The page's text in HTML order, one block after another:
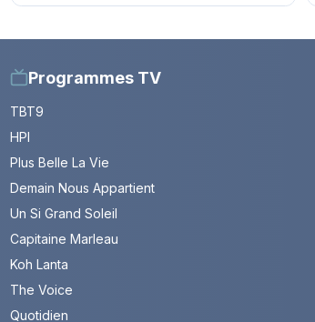
propos de Delphine Wespiser sur le
Programmes TV
TBT9
HPI
Plus Belle La Vie
Demain Nous Appartient
Un Si Grand Soleil
Capitaine Marleau
Koh Lanta
The Voice
Quotidien